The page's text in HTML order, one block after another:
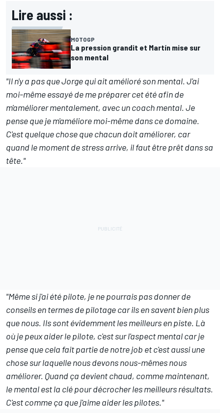
Lire aussi :
MOTOGP
La pression grandit et Martín mise sur
son mental
"Il n'y a pas que Jorge qui ait amélioré son mental. J'ai
moi-même essayé de me préparer cet été afin de
m'améliorer mentalement, avec un coach mental. Je
pense que je m'améliore moi-même dans ce domaine.
C'est quelque chose que chacun doit améliorer, car
quand le moment de stress arrive, il faut être prêt dans sa
tête."
"Même si j'ai été pilote, je ne pourrais pas donner de
conseils en termes de pilotage car ils en savent bien plus
que nous. Ils sont évidemment les meilleurs en piste. Là
où je peux aider le pilote, c'est sur l'aspect mental car je
pense que cela fait partie de notre job et c'est aussi une
chose sur laquelle nous devons nous-mêmes nous
améliorer. Quand ça devient chaud, comme maintenant,
le mental est la clé pour décrocher les meilleurs résultats.
C'est comme ça que j'aime aider les pilotes."